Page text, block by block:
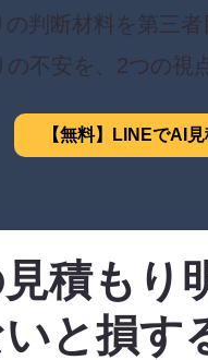
の判断材料を第三
の不安を、2つの視
【無料】LINEでAI
積もり
と損す